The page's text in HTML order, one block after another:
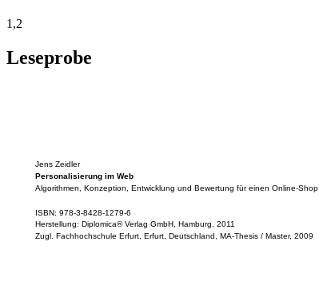
1,2
Leseprobe
Jens Zeidler
Personalisierung im Web
Algorithmen, Konzeption, Entwicklung und Bewertung für einen Online-Shop
ISBN: 978-3-8428-1279-6
Herstellung: Diplomica® Verlag GmbH, Hamburg, 2011
Zugl. Fachhochschule Erfurt, Erfurt, Deutschland, MA-Thesis / Master, 2009